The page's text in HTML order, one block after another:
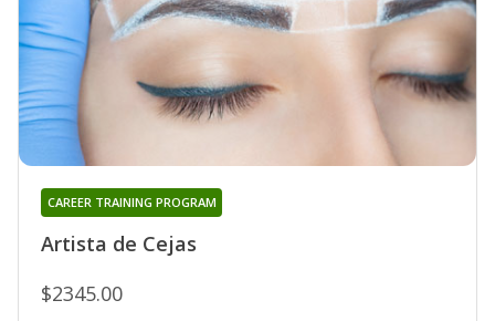
Artista de Cejas
CAREER TRAINING PROGRAM
$2345.00